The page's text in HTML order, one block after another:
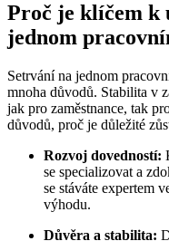
Proč je klíčem k
jednom
Setrvání na jednom
mnoha důvodů. Stabilita v
jak pro zaměstnance, tak
důvodů, proč je důležité
Rozvoj dovedností:
se specializovat a
se stáváte expertem
výhodu.
Důvěra a stabilita: